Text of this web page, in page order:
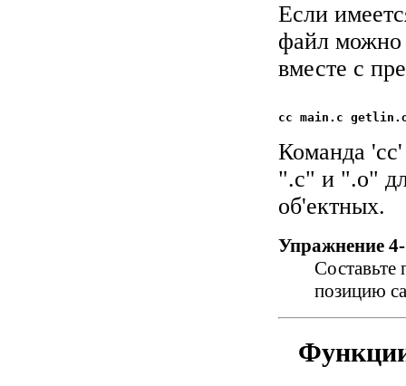
Если
файл можно
вместе с
Команда 'cc'
".c" и ".o"
об'ектных.
Упражнение
Составьте
позицию